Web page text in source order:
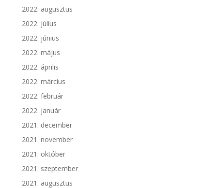
2022. augusztus
2022. július
2022. június
2022. május
2022. április
2022. március
2022. február
2022. január
2021. december
2021. november
2021. október
2021. szeptember
2021. augusztus